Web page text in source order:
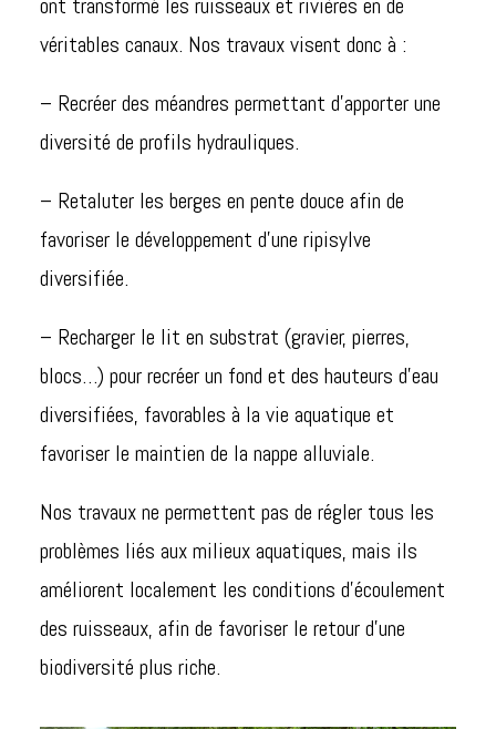
véritables canaux. Nos travaux visent donc à :
– Recréer des méandres permettant d’apporter une
diversité de profils hydrauliques.
– Retaluter les berges en pente douce afin de
favoriser le développement d’une ripisylve
diversifiée.
– Recharger le lit en substrat (gravier, pierres,
blocs…) pour recréer un fond et des hauteurs d’eau
diversifiées, favorables à la vie aquatique et
favoriser le maintien de la nappe alluviale.
Nos travaux ne permettent pas de régler tous les
problèmes liés aux milieux aquatiques, mais ils
améliorent localement les conditions d’écoulement
des ruisseaux, afin de favoriser le retour d’une
biodiversité plus riche.